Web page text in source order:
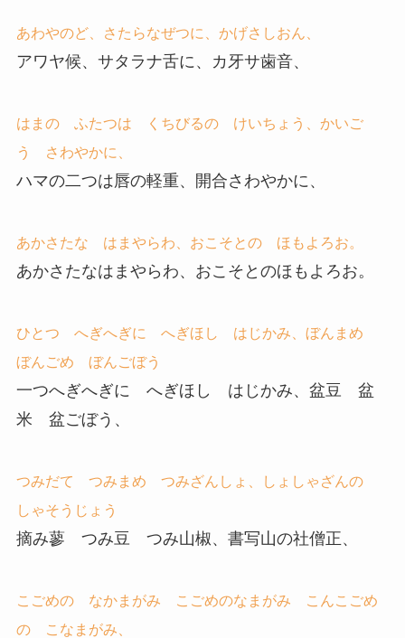
あわやのど、さたらなぜつに、かげさしおん、
アワヤ候、サタラナ舌に、カ牙サ歯音、
はまの ふたつは くちびるの けいちょう、かいご
う さわやかに、
ハマの二つは唇の軽重、開合さわやかに、
あかさたな はまやらわ、おこそとの ほもよろお。
あかさたなはまやらわ、おこそとのほもよろお。
ひとつ へぎへぎに へぎほし はじかみ、ぼんまめ
ぼんごめ ぼんごぼう
一つへぎへぎに へぎほし はじかみ、盆豆 盆
米 盆ごぼう、
つみだて つみまめ つみざんしょ、しょしゃざんの
しゃそうじょう
摘み蓼 つみ豆 つみ山椒、書写山の社僧正、
こごめの なかまがみ こごめのなまがみ こんこごめ
の こなまがみ、